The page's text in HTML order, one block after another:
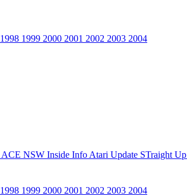
1998 1999 2000 2001 2002 2003 2004
ACE NSW Inside Info Atari Update STraight Up
1998 1999 2000 2001 2002 2003 2004